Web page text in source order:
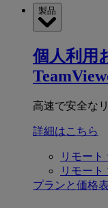
製品
個人利用
高速で安全な
詳細はこちら
リモート
リモート
プランと価格